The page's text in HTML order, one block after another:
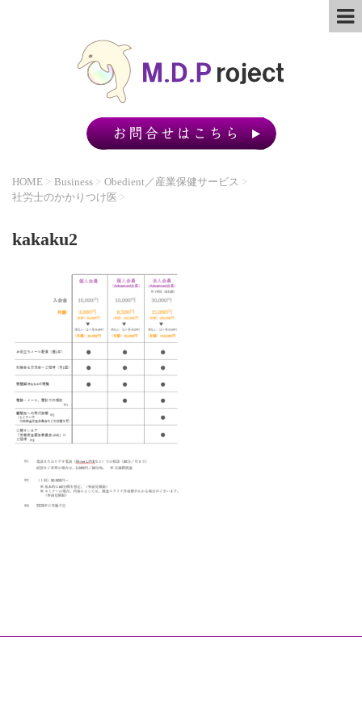
HOME > Business > Obedient／産業保健サービス >
社労士のかかりつけ医 >
kakaku2